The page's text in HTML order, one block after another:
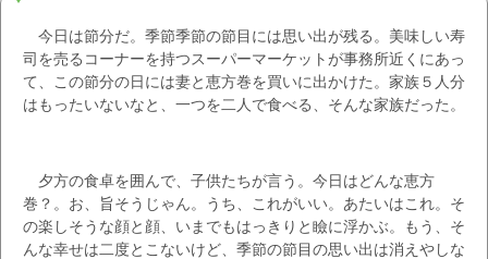
今日は節分だ。季節季節の節目には思い出が残る。美味しい寿
司を売るコーナーを持つスーパーマーケットが事務所近くにあっ
て、この節分の日には妻と恵方巻を買いに出かけた。家族５人分
はもったいないなと、一つを二人で食べる、そんな家族だった。
夕方の食卓を囲んで、子供たちが言う。今日はどんな恵方
巻？。お、旨そうじゃん。うち、これがいい。あたいはこれ。そ
の楽しそうな顔と顔、いまでもはっきりと瞼に浮かぶ。もう、そ
んな幸せは二度とこないけど、季節の節目の思い出は消えやしな